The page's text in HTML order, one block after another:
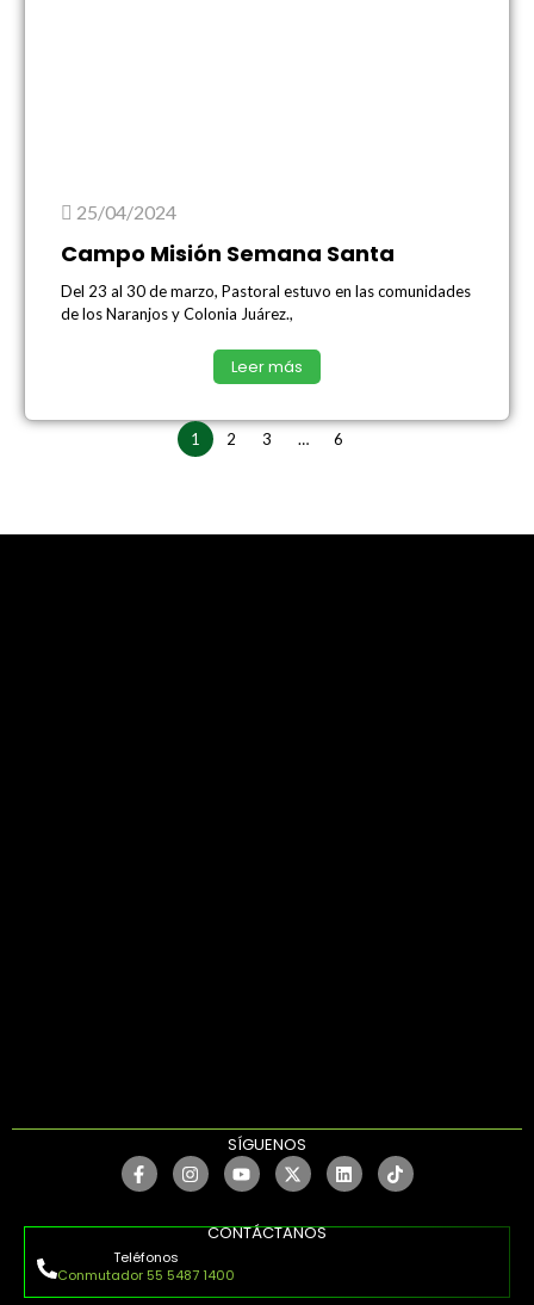
25/04/2024
Campo Misión Semana Santa
Del 23 al 30 de marzo, Pastoral estuvo en las comunidades
de los Naranjos y Colonia Juárez.,
Leer más
1 2 3 … 6
SÍGUENOS
CONTÁCTANOS
Teléfonos
Conmutador 55 5487 1400